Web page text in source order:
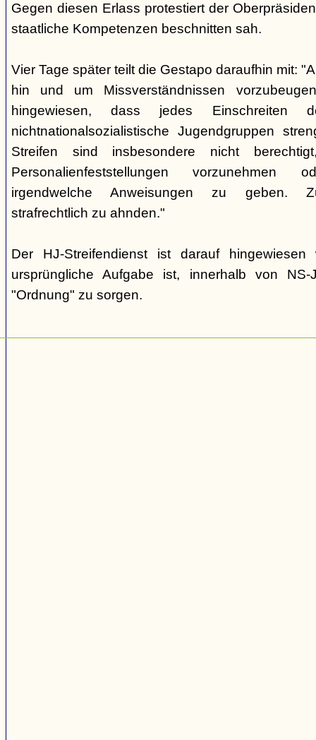
Gegen diesen Erlass protestiert der
staatliche Kompetenzen beschnitten sah.
Vier Tage später teilt die Gestapo daraufhin mit:
hin und um Missverständnissen
hingewiesen, dass jedes Einschreiten
nichtnationalsozialistische Jugendgruppen
Streifen sind insbesondere nicht
Personalienfeststellungen vorzunehmen
irgendwelche Anweisungen zu geben.
strafrechtlich zu ahnden."
Der HJ-Streifendienst ist darauf
ursprüngliche Aufgabe ist, innerhalb von NS-
"Ordnung" zu sorgen.